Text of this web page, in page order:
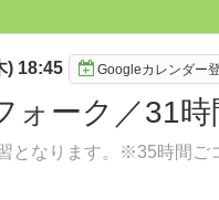
) 18:45 Googleカレンダー
ーク／31時
となります。※35時間ご